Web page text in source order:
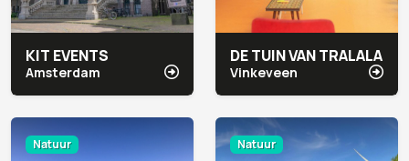
KIT EVENTS
Amsterdam
DE TUIN VAN TRALALA
Vinkeveen
Natuur Natuur